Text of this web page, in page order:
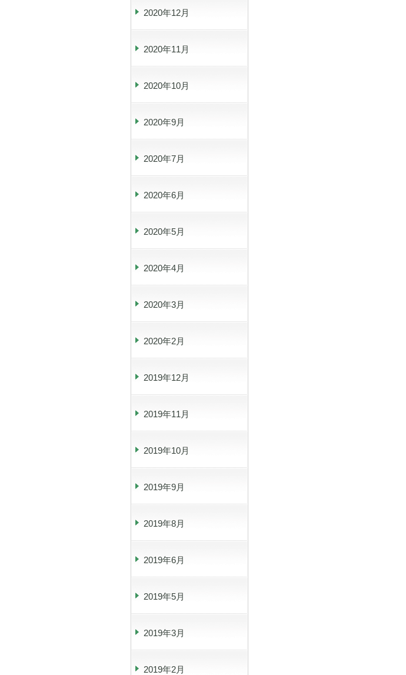
2020年12月
2020年11月
2020年10月
2020年9月
2020年7月
2020年6月
2020年5月
2020年4月
2020年3月
2020年2月
2019年12月
2019年11月
2019年10月
2019年9月
2019年8月
2019年6月
2019年5月
2019年3月
2019年2月